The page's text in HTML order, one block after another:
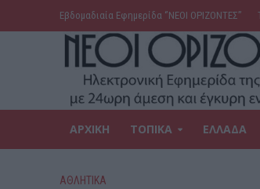
Εβδομαδιαία Εφημερίδα ‘’ΝΕΟΙ ΟΡΙΖΟΝΤΕΣ’’
ΑΡΧΙΚΗ ΤΟΠΙΚΑ ΕΛΛΑΔΑ
ΑΘΛΗΤΙΚΑ